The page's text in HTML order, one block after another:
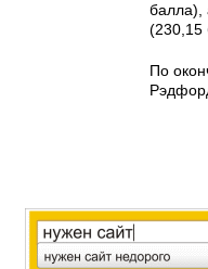
балла),
(230,15
По